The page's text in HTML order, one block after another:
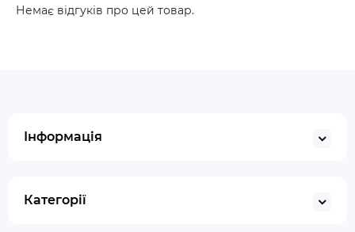
Немає відгуків про цей товар.
Інформація
Категорії